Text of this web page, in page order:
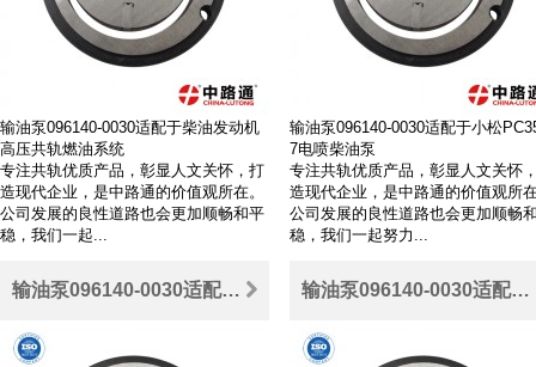
输油泵096140-0030适配于柴油发动机
高压共轨燃油系统
专注共轨优质产品，彰显人文关怀，打
造现代企业，是中路通的价值观所在。
公司发展的良性道路也会更加顺畅和平
稳，我们一起...
输油泵096140-0030适配于小松
7电喷柴油泵
专注共轨优质产品，彰显人文关怀
造现代企业，是中路通的价值观所
公司发展的良性道路也会更加顺畅
稳，我们一起努力...
输油泵096140-0030适配于博世共轨高压油泵价批发 输油泵096140-0030适配于约翰迪尔油泵